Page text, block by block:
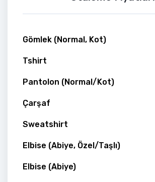
Gömlek (Normal, Kot)
Tshirt
Pantolon (Normal/Kot)
Çarşaf
Sweatshirt
Elbise (Abiye, Özel/Taşlı)
Elbise (Abiye)